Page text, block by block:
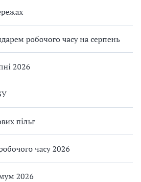
робочого часу на серпень
2026
пільг
часу 2026
2026